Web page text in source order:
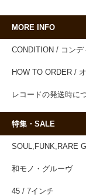
MORE INFO
CONDITION / コンデ
HOW TO ORDER /
レコードの発送時に
特集・SALE
SOUL,FUNK,RARE
和モノ・グルーヴ
45 / 7インチ